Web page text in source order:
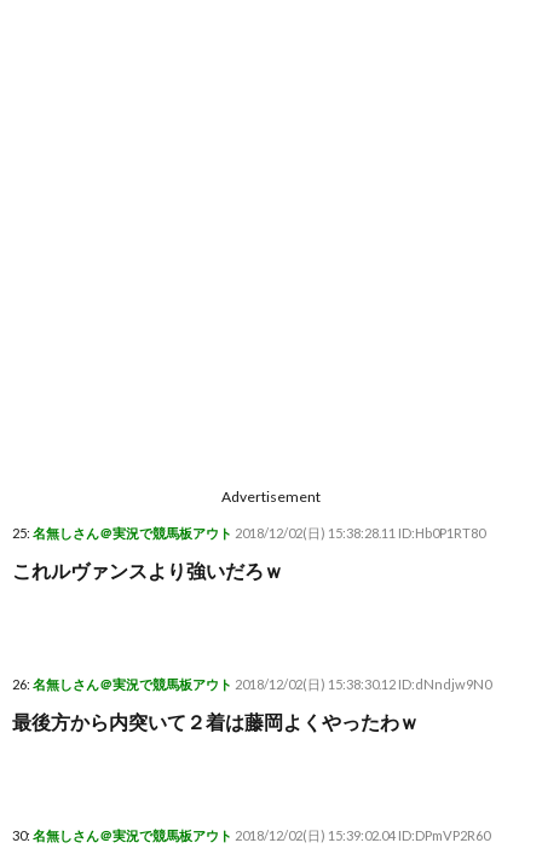
Advertisement
25: 名無しさん＠実況で競馬板アウト 2018/12/02(日) 15:38:28.11 ID:Hb0P1RT80
これルヴァンスより強いだろｗ
26: 名無しさん＠実況で競馬板アウト 2018/12/02(日) 15:38:30.12 ID:dNndjw9N0
最後方から内突いて２着は藤岡よくやったわｗ
30: 名無しさん＠実況で競馬板アウト 2018/12/02(日) 15:39:02.04 ID:DPmVP2R60